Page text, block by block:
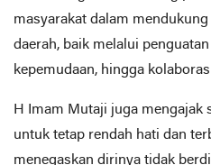
masyarakat dalam
daerah, baik melalui
kepemudaan, hingga
H Imam Mutaji juga mengajak
untuk tetap rendah hati dan
menegaskan dirinya tidak